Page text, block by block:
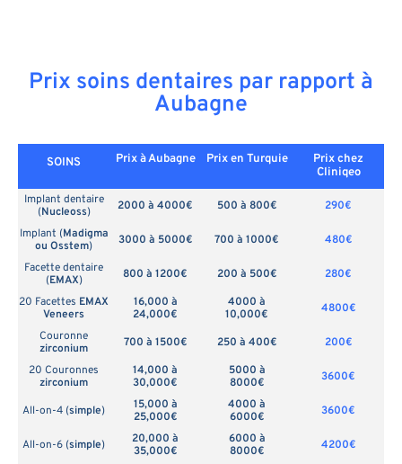
Prix soins dentaires par rapport à
Aubagne
SOINS Prix à Aubagne Prix en Turquie
Prix chez
Cliniqeo
Implant dentaire
(Nucleoss) 2000 à 4000€ 500 à 800€
290€
Implant (Madigma
ou Osstem) 3000 à 5000€ 700 à 1000€
480€
Facette dentaire
(EMAX) 800 à 1200€ 200 à 500€
280€
20 Facettes EMAX
Veneers
16,000 à
24,000€
4000 à
10,000€
4800€
Couronne
zirconium
700 à 1500€ 250 à 400€
200€
20 Couronnes
zirconium
14,000 à
30,000€
5000 à
8000€
3600€
All-on-4 (simple)
15,000 à
25,000€
4000 à
6000€
3600€
All-on-6 (simple)
20,000 à
35,000€
6000 à
8000€
4200€